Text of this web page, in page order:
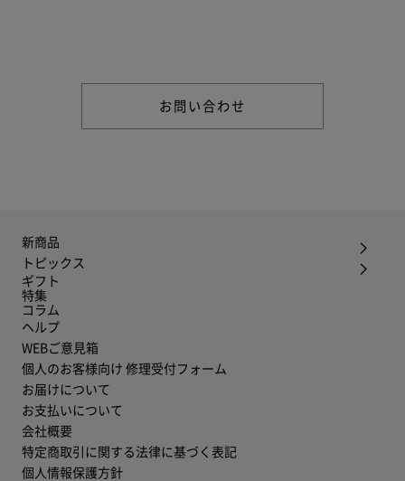
お問い合わせ
新商品
トピックス
ギフト
特集
コラム
ヘルプ
WEBご意見箱
個人のお客様向け 修理受付フォーム
お届けについて
お支払いについて
会社概要
特定商取引に関する法律に基づく表記
個人情報保護方針